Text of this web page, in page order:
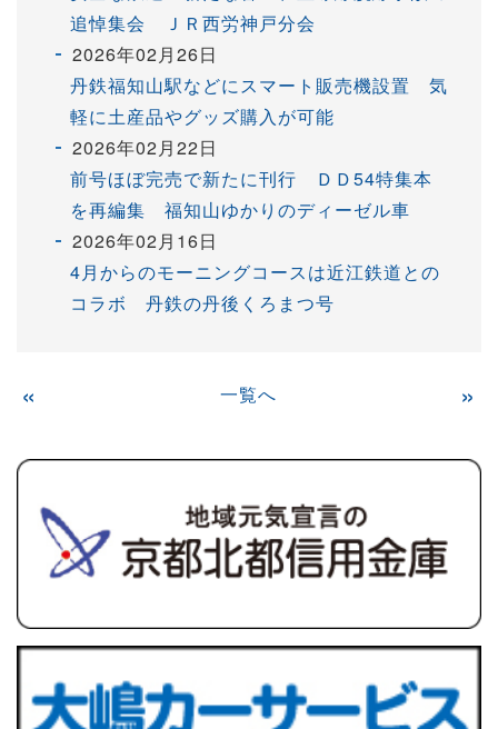
追悼集会 ＪＲ西労神戸分会
2026年02月26日
丹鉄福知山駅などにスマート販売機設置 気
軽に土産品やグッズ購入が可能
2026年02月22日
前号ほぼ完売で新たに刊行 ＤＤ54特集本
を再編集 福知山ゆかりのディーゼル車
2026年02月16日
4月からのモーニングコースは近江鉄道との
コラボ 丹鉄の丹後くろまつ号
« 一覧へ